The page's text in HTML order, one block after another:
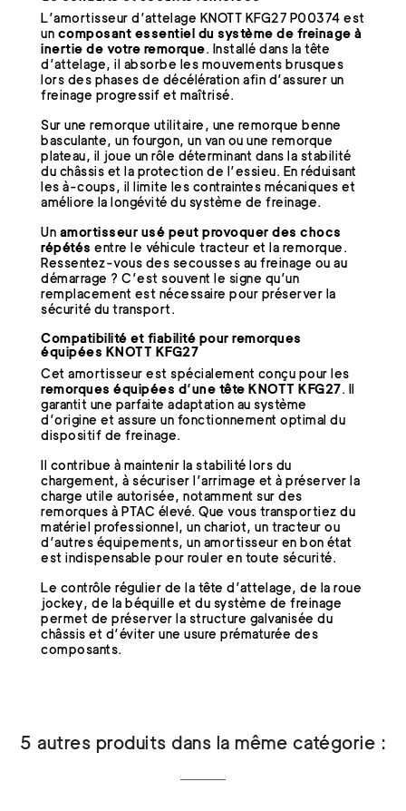
L’amortisseur d’attelage KNOTT KFG27 P00374 est
un composant essentiel du système de freinage à
inertie de votre remorque. Installé dans la tête
d’attelage, il absorbe les mouvements brusques
lors des phases de décélération afin d’assurer un
freinage progressif et maîtrisé.
Sur une remorque utilitaire, une remorque benne
basculante, un fourgon, un van ou une remorque
plateau, il joue un rôle déterminant dans la stabilité
du châssis et la protection de l’essieu. En réduisant
les à-coups, il limite les contraintes mécaniques et
améliore la longévité du système de freinage.
Un amortisseur usé peut provoquer des chocs
répétés entre le véhicule tracteur et la remorque.
Ressentez-vous des secousses au freinage ou au
démarrage ? C’est souvent le signe qu’un
remplacement est nécessaire pour préserver la
sécurité du transport.
Compatibilité et fiabilité pour remorques
équipées KNOTT KFG27
Cet amortisseur est spécialement conçu pour les
remorques équipées d’une tête KNOTT KFG27. Il
garantit une parfaite adaptation au système
d’origine et assure un fonctionnement optimal du
dispositif de freinage.
Il contribue à maintenir la stabilité lors du
chargement, à sécuriser l’arrimage et à préserver la
charge utile autorisée, notamment sur des
remorques à PTAC élevé. Que vous transportiez du
matériel professionnel, un chariot, un tracteur ou
d’autres équipements, un amortisseur en bon état
est indispensable pour rouler en toute sécurité.
Le contrôle régulier de la tête d’attelage, de la roue
jockey, de la béquille et du système de freinage
permet de préserver la structure galvanisée du
châssis et d’éviter une usure prématurée des
composants.
5 autres produits dans la même catégorie :